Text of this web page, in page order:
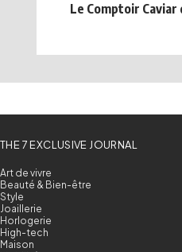
Le Comptoir
THE 7 EXCLUSIVE JOURNAL
Art de vivre
Beauté & Bien-être
Style
Joaillerie
Horlogerie
High-tech
Maison